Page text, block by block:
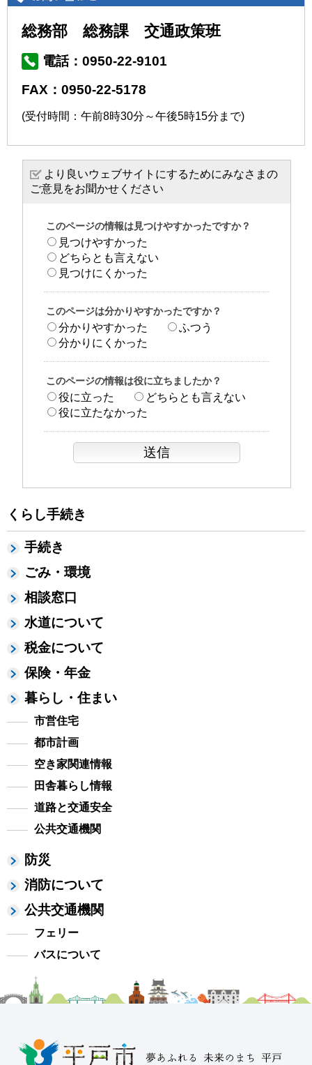
くらし手続き
手続き
ごみ・環境
相談窓口
水道について
税金について
保険・年金
暮らし・住まい
市営住宅
都市計画
空き家関連情報
田舎暮らし情報
道路と交通安全
公共交通機関
防災
消防について
公共交通機関
フェリー
バスについて
総務部 総務課 交通政策班
電話：0950-22-9101
FAX：0950-22-5178
(受付時間：午前8時30分～午後5時15分まで)
より良いウェブサイトにするためにみなさまの
ご意見をお聞かせください
このページの情報は見つけやすかったですか？
見つけやすかった
どちらとも言えない
見つけにくかった
このページは分かりやすかったですか？
分かりやすかった
ふつう
分かりにくかった
このページの情報は役に立ちましたか？
役に立った
どちらとも言えない
役に立たなかった